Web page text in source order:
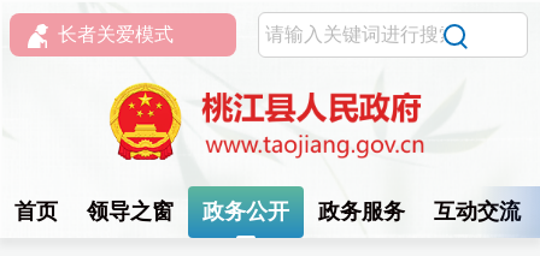
长者关爱模式
首页 领导之窗 政务公开 政务服务 互动交流